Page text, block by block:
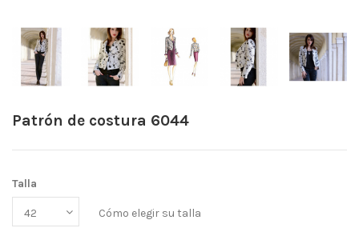
Patrón de costura 6044
Talla
Cómo elegir su talla